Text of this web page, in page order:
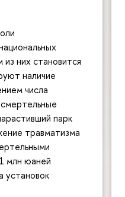
них становится
наличие
числа
парк
травматизма
млн юаней
установок